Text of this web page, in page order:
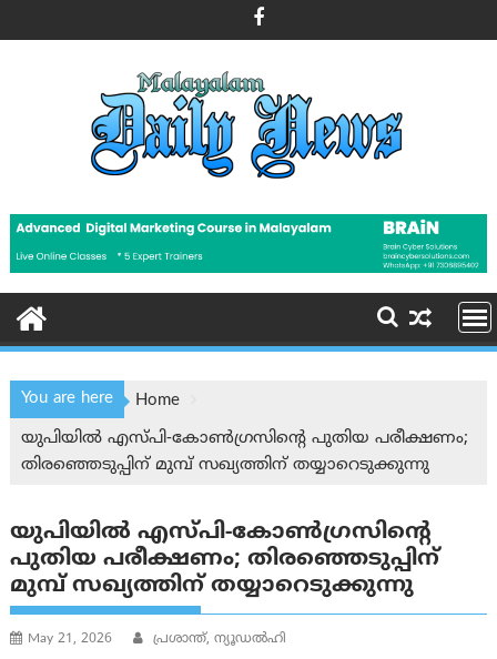
to
You are here
Home
യുപിയിൽ എസ്പി-കോൺഗ്രസിന്റെ പുതിയ പരീക്ഷണം;
തിരഞ്ഞെടുപ്പിന് മുമ്പ് സഖ്യത്തിന് തയ്യാറെടുക്കുന്നു
യുപിയിൽ എസ്പി-കോൺഗ്രസിന്റെ
പുതിയ പരീക്ഷണം; തിരഞ്ഞെടുപ്പിന്
മുമ്പ് സഖ്യത്തിന് തയ്യാറെടുക്കുന്നു
May 21, 2026 പ്രശാന്ത്, ന്യൂഡല്‍ഹി